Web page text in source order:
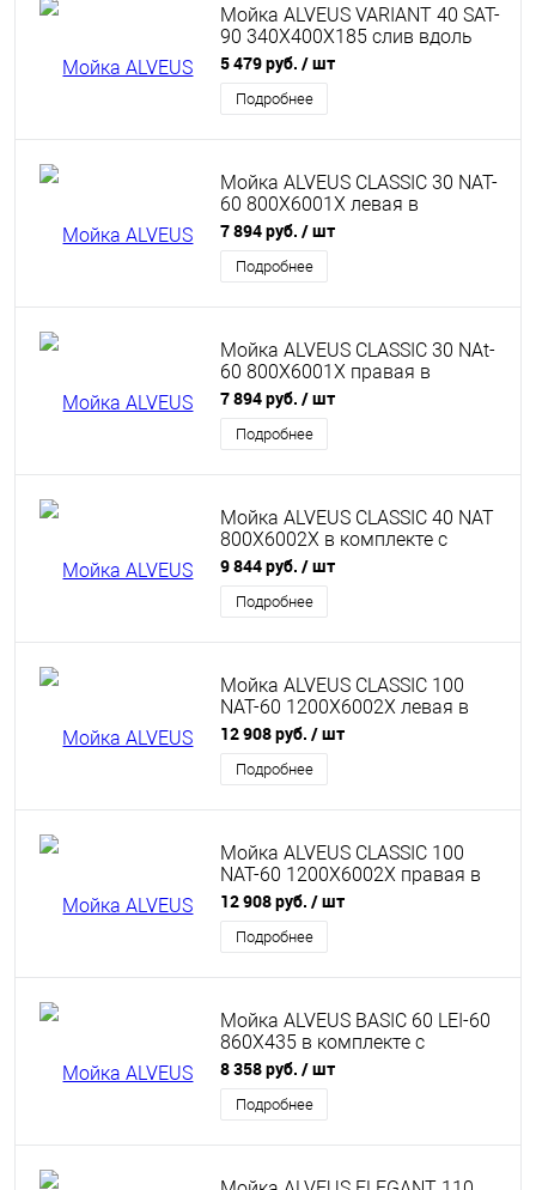
Мойка ALVEUS VARIANT 40 SAT-
90 340X400X185 слив вдоль
короткой стороны в комп. с
сифоном 1102384
5 479 руб. / шт
Подробнее
Мойка ALVEUS CLASSIC 30 NAT-
60 800X6001X левая в
комплекте с сифоном 1011717
7 894 руб. / шт
Подробнее
Мойка ALVEUS CLASSIC 30 NAt-
60 800X6001X правая в
комплекте с сифоном 1011717
7 894 руб. / шт
Подробнее
Мойка ALVEUS CLASSIC 40 NAT
800X6002X в комплекте с
сифоном 1071240
9 844 руб. / шт
Подробнее
Мойка ALVEUS CLASSIC 100
NAT-60 1200X6002X левая в
комплекте с сифоном 1071240
12 908 руб. / шт
Подробнее
Мойка ALVEUS CLASSIC 100
NAT-60 1200X6002X правая в
комплекте с сифоном 1071240
12 908 руб. / шт
Подробнее
Мойка ALVEUS BASIC 60 LEI-60
860X435 в комплекте с
сифоном 1011717
8 358 руб. / шт
Подробнее